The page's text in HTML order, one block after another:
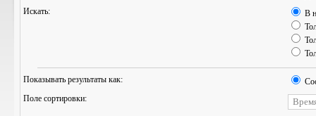
Искать:
В
Показывать результаты как:
Поле сортировки: